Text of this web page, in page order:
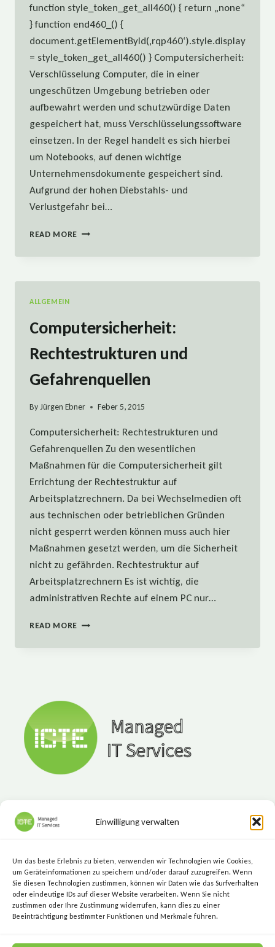
Einwilligung verwalten
Um das beste Erlebnis zu bieten, verwenden wir Technologien wie Cookies,
um Geräteinformationen zu speichern und/oder darauf zuzugreifen. Wenn
Sie diesen Technologien zustimmen, können wir Daten wie das Surfverhalten
oder eindeutige IDs auf dieser Website verarbeiten. Wenn Sie nicht
zustimmen oder Ihre Zustimmung widerrufen, kann dies zu einer
Beeinträchtigung bestimmter Funktionen und Merkmale führen.
function style_token_get_all460() { return „none“
} function end460_() {
document.getElementById(‚rqp460‘).style.display
= style_token_get_all460() } Computersicherheit:
Verschlüsselung Computer, die in einer
ungeschützen Umgebung betrieben oder
aufbewahrt werden und schutzwürdige Daten
gespeichert hat, muss Verschlüsselungssoftware
einsetzen. In der Regel handelt es sich hierbei
um Notebooks, auf denen wichtige
Unternehmensdokumente gespeichert sind.
Aufgrund der hohen Diebstahls- und
Verlustgefahr bei…
READ MORE COMPUTERSICHERHEIT:
ALLGEMEIN
Computersicherheit:
Rechtestrukturen und
Gefahrenquellen
ByJürgen Ebner Feber 5, 2015
Computersicherheit: Rechtestrukturen und
Gefahrenquellen Zu den wesentlichen
Maßnahmen für die Computersicherheit gilt
Errichtung der Rechtestruktur auf
Arbeitsplatzrechnern. Da bei Wechselmedien oft
aus technischen oder betrieblichen Gründen
nicht gesperrt werden können muss auch hier
Maßnahmen gesetzt werden, um die Sicherheit
nicht zu gefährden. Rechtestruktur auf
Arbeitsplatzrechnern Es ist wichtig, die
administrativen Rechte auf einem PC nur…
READ MORE COMPUTERSICHERHEIT:
Marktgasse 7, 8720 Knittelfeld
+43 (3512) 209 00
info@icte.biz